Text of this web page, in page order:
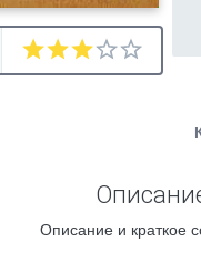
Описание и краткое